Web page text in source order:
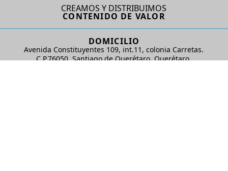
CREAMOS Y DISTRIBUIMOS
CONTENIDO DE VALOR
DOMICILIO
Avenida Constituyentes 109, int.11, colonia Carretas.
C.P.76050. Santiago de Querétaro, Querétaro.